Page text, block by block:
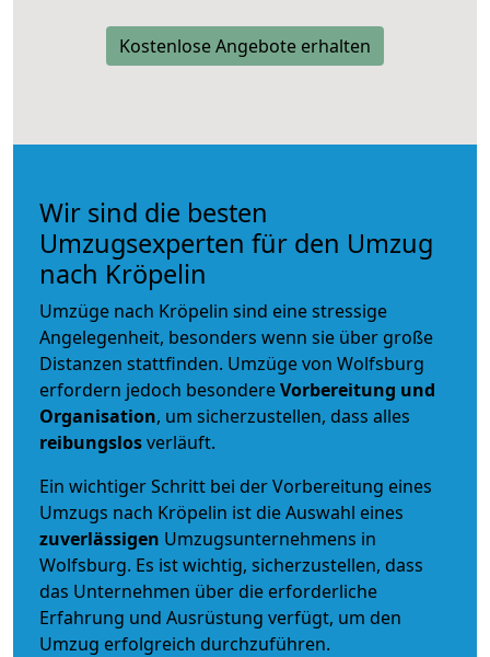
Kostenlose Angebote erhalten
Wir sind die besten
Umzugsexperten für den Umzug
nach Kröpelin
Umzüge nach Kröpelin sind eine stressige
Angelegenheit, besonders wenn sie über große
Distanzen stattfinden. Umzüge von Wolfsburg
erfordern jedoch besondereVorbereitung und
Organisation, um sicherzustellen, dass alles
reibungslosverläuft.
Ein wichtiger Schritt bei der Vorbereitung eines
Umzugs nach Kröpelin ist die Auswahl eines
zuverlässigen Umzugsunternehmens in
Wolfsburg. Es ist wichtig, sicherzustellen, dass
das Unternehmen über die erforderliche
Erfahrung und Ausrüstung verfügt, um den
Umzug erfolgreich durchzuführen.